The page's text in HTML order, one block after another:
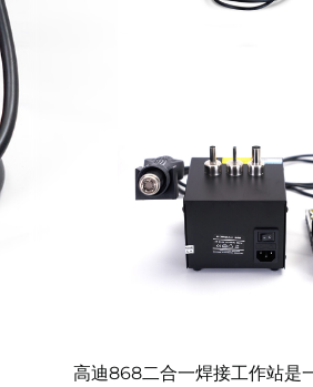
高迪868二合一焊接工作站是